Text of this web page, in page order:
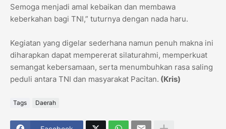
Semoga menjadi amal kebaikan dan membawa
keberkahan bagi TNI,” tuturnya dengan nada haru.
Kegiatan yang digelar sederhana namun penuh makna ini
diharapkan dapat mempererat silaturahmi, memperkuat
semangat kebersamaan, serta menumbuhkan rasa saling
peduli antara TNI dan masyarakat Pacitan. (Kris)
Tags Daerah